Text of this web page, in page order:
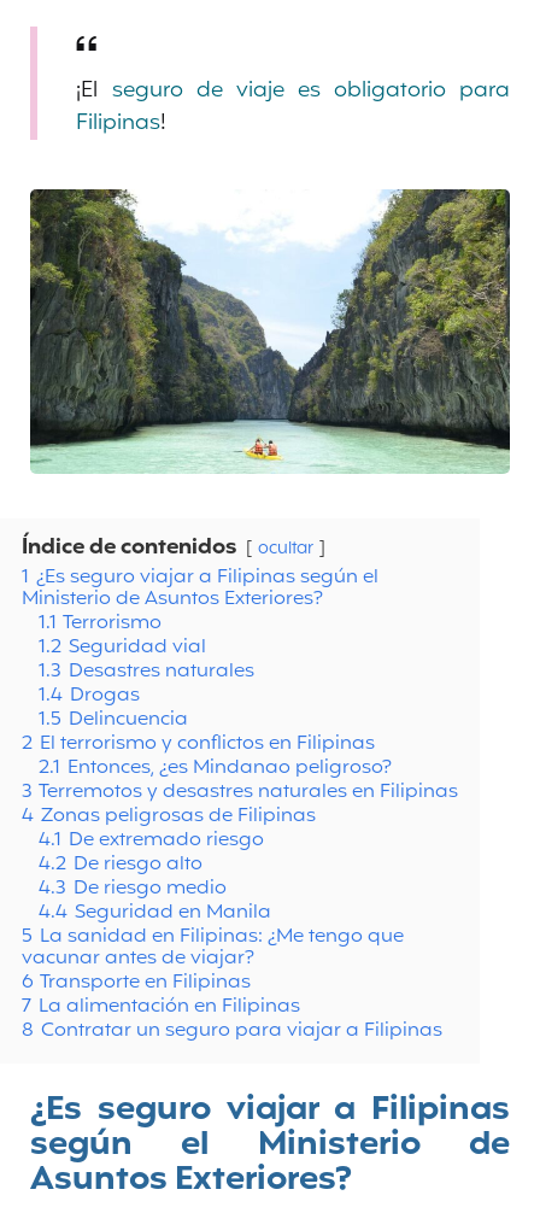
¡El seguro de viaje es obligatorio para
Filipinas!
Índice de contenidos ocultar
1 ¿Es seguro viajar a Filipinas según el
Ministerio de Asuntos Exteriores?
1.1 Terrorismo
1.2 Seguridad vial
1.3 Desastres naturales
1.4 Drogas
1.5 Delincuencia
2 El terrorismo y conflictos en Filipinas
2.1 Entonces, ¿es Mindanao peligroso?
3 Terremotos y desastres naturales en Filipinas
4 Zonas peligrosas de Filipinas
4.1 De extremado riesgo
4.2 De riesgo alto
4.3 De riesgo medio
4.4 Seguridad en Manila
5 La sanidad en Filipinas: ¿Me tengo que
vacunar antes de viajar?
6 Transporte en Filipinas
7 La alimentación en Filipinas
8 Contratar un seguro para viajar a Filipinas
¿Es seguro viajar a Filipinas
según el Ministerio de
Asuntos Exteriores?